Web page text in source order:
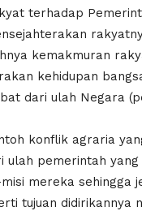
terhadap
kemakmuran
kehidupan
dari ulah Negara
konflik agraria
ulah pemerintah
mereka
tujuan didirikannya